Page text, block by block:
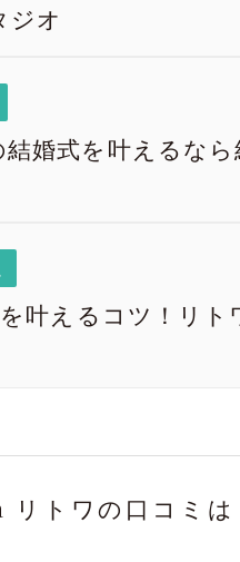
ジオ
婚式を叶えるな
叶えるコツ！リ
リトワの口コミは